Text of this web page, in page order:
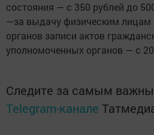
состояния — с 350 рублей до
—за выдачу физическим лицам
органов записи актов
уполномоченных органов — с
Следите за самым
Telegram-канале